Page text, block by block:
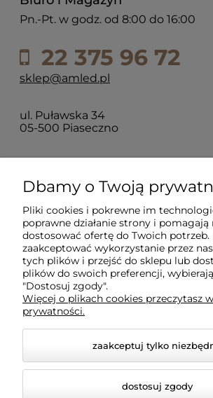
Pn.-Pt. w godz. od 8:00 do 16:00
22 375 96 72
sklep@amled.pl
ul. Puławska 34
05-500 Piaseczno
Dla klientów
Informacje
O firmie
Dbamy o Twoją
Pliki cookies i pokrewne im
poprawne działanie strony i pomagają
dostosować ofertę do Twoich potrzeb.
zaakceptować wykorzystanie przez
tych plików i przejść do sklepu lub
plików do swoich preferencji,
"Dostosuj zgody".
Więcej o plikach cookies przeczytasz
prywatności.
zaakceptuj tylko
dostosuj zgody